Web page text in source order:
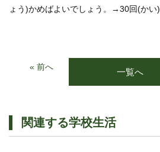
ょう)かめばよいでしょう。→30回(かい)
« 前へ 一覧へ
関連する学校生活